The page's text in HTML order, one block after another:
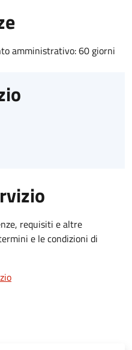
amministrativo: 60 giorni
requisiti e altre
e le condizioni di